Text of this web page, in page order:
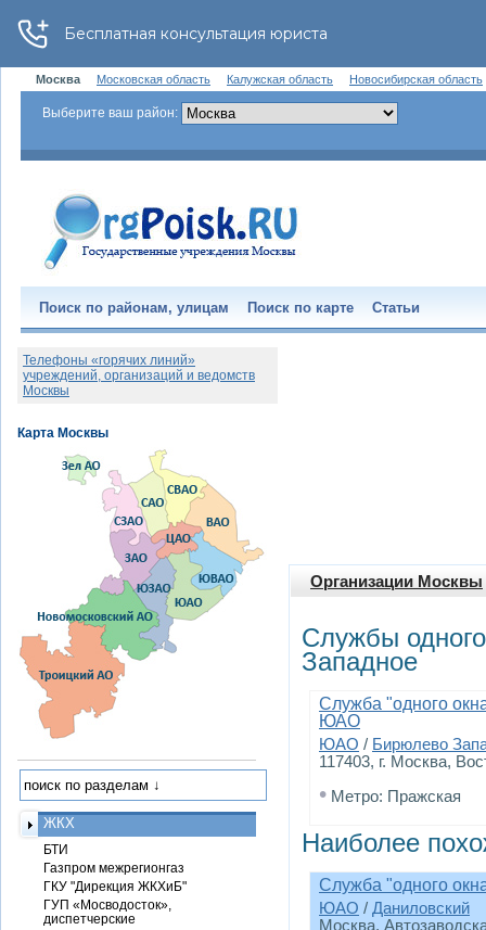
Москва Московская область Калужская область Новосибирская область
Выберите ваш район:
Поиск по районам, улицам Поиск по карте Статьи
Организации Москвы
Службы
Западное
Служба "одного
ЮАО
ЮАО / Бирюлево
117403, г. Москва,
• Метро: Пражская
Наиболее
Служба "одного
ЮАО / Даниловский
Москва,
Телефоны «горячих линий»
учреждений, организаций и ведомств
Москвы
ЖКХ
БТИ
Газпром межрегионгаз
ГКУ "Дирекция ЖКХиБ"
ГУП «Мосводосток»,
диспетчерские